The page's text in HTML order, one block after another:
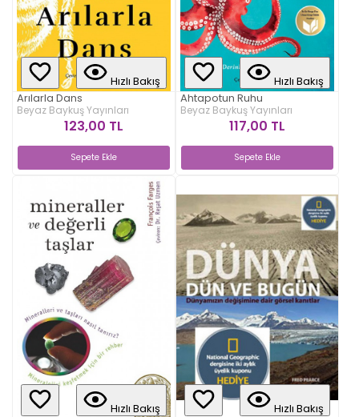
Hızlı Bakış
Arılarla Dans
Beyaz Baykuş Yayınları
123,00 TL
Sepete Ekle
Hızlı Bakış
Ahtapotun Ruhu
Beyaz Baykuş Yayınları
117,00 TL
Sepete Ekle
Hızlı Bakış
Hızlı Bakış